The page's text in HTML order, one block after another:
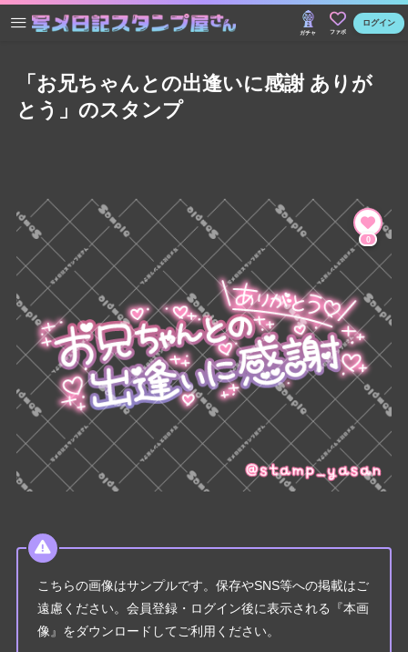
ガチャ ファボ
ログイン
「お兄ちゃんとの出逢いに感謝 ありが
とう」のスタンプ
0
こちらの画像はサンプルです。保存やSNS等への掲載はご
遠慮ください。会員登録・ログイン後に表示される『本画
像』をダウンロードしてご利用ください。